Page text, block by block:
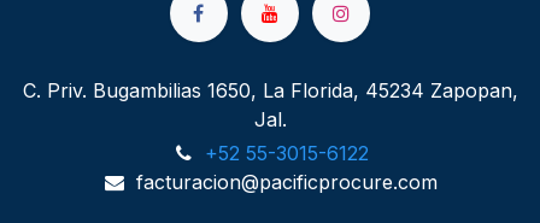
C. Priv. Bugambilias 1650, La Florida, 45234 Zapopan,
Jal.
+52 55-3015-6122
facturacion@pacificprocure.com